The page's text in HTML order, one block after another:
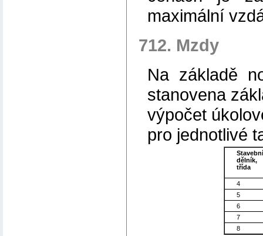
maximální
712. Mzdy
Na základě
stanovena
výpočet
pro jednotlivé
Stavební
dělník,
třída
4
5
6
7
8